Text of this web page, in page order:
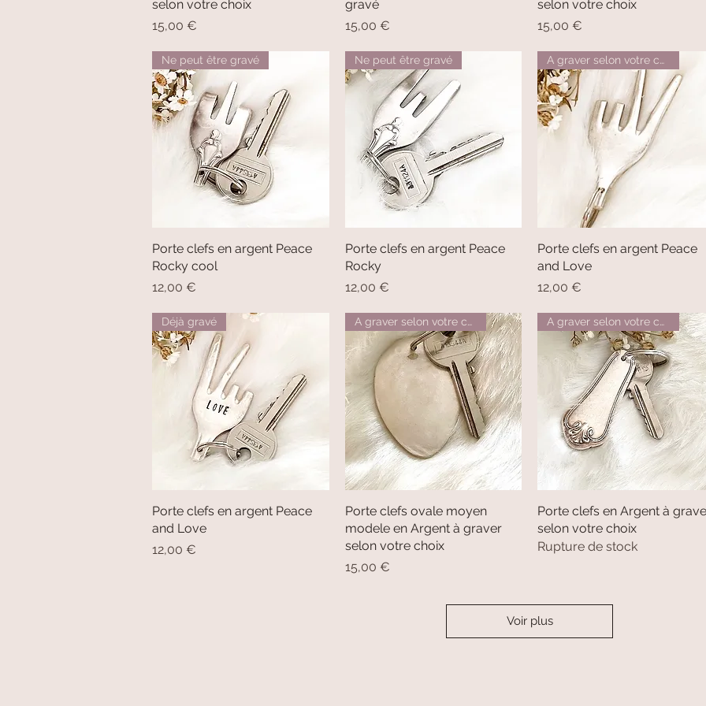
selon votre choix
Prix
15,00 €
gravé
Prix
15,00 €
selon votre choix
Prix
15,00 €
Aperçu rapide
Ne peut être gravé
Porte clefs en argent Peace
Rocky cool
Prix
12,00 €
Aperçu rapide
Ne peut être gravé
Porte clefs en argent Peace
Rocky
Prix
12,00 €
Aperçu rapide
A graver selon votre choix
Porte clefs en argent Peace
and Love
Prix
12,00 €
Aperçu rapide
Déjà gravé
Porte clefs en argent Peace
and Love
Prix
12,00 €
Aperçu rapide
A graver selon votre choix
Porte clefs ovale moyen
modele en Argent à graver
selon votre choix
Prix
15,00 €
Aperçu rapide
A graver selon votre choix
Porte clefs en Argent à
selon votre choix
Rupture de stock
Voir plus